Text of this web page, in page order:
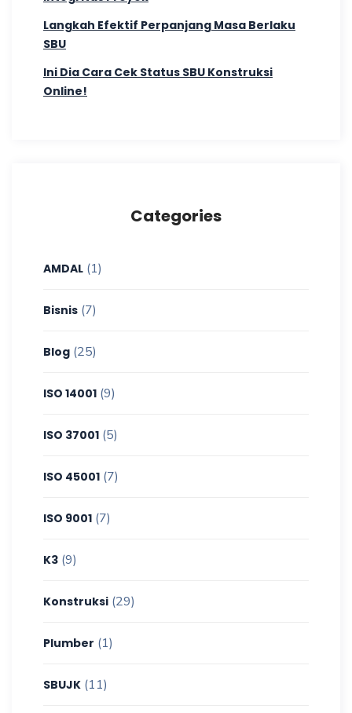
Langkah Efektif Perpanjang Masa Berlaku
SBU
Ini Dia Cara Cek Status SBU Konstruksi
Online!
Categories
AMDAL (1)
Bisnis (7)
Blog (25)
ISO 14001 (9)
ISO 37001 (5)
ISO 45001 (7)
ISO 9001 (7)
K3 (9)
Konstruksi (29)
Plumber (1)
SBUJK (11)